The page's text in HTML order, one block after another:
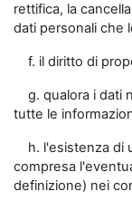
rettifica, la
dati personali che
f. il diritto di
g. qualora i dati
tutte le
h. l'esistenza di
compresa
definizione) nei